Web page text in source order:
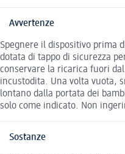
Avvertenze
Spegnere il dispositivo prima
dotata di tappo di sicurezza
conservare la ricarica fuori
incustodita. Una volta vuota,
lontano dalla portata dei
solo come indicato. Non
Sostanze